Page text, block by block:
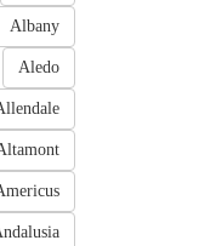
Albany
Aledo